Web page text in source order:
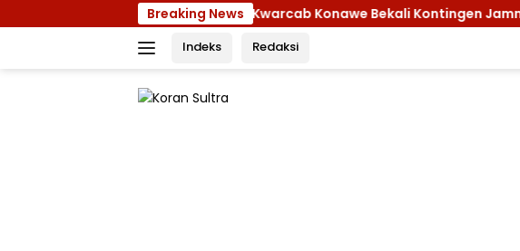
ke
Breaking News
Ketua Kwarcab Konawe Bekali Kontingen Jamnas XII
Indeks Redaksi